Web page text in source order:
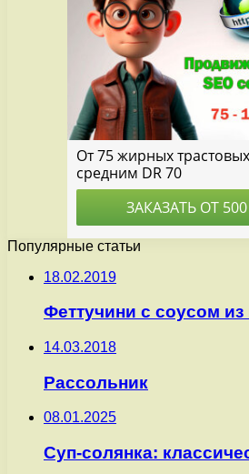
Популярные статьи
18.02.2019
Феттучини с соусом
14.03.2018
Рассольник
08.01.2025
Суп-солянка: